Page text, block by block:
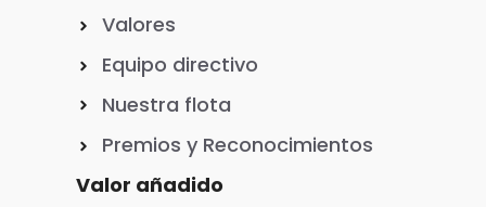
Valores
Equipo directivo
Nuestra flota
Premios y Reconocimientos
Valor añadido